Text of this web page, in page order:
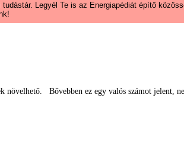
Legyél Te is az Energiapédiát építő
növelhető.
Bővebben ez egy valós számot jelent,